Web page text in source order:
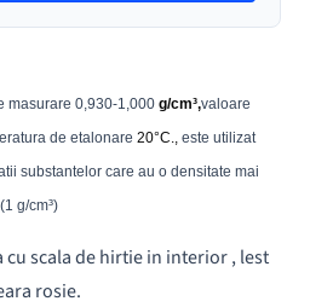
masurare 0,930-1,000 g/cm³,valoare
de etalonare 20°C., este utilizat
substantelor care au o densitate mai
g/cm³)
cu scala de hirtie in interior , lest
rosie.